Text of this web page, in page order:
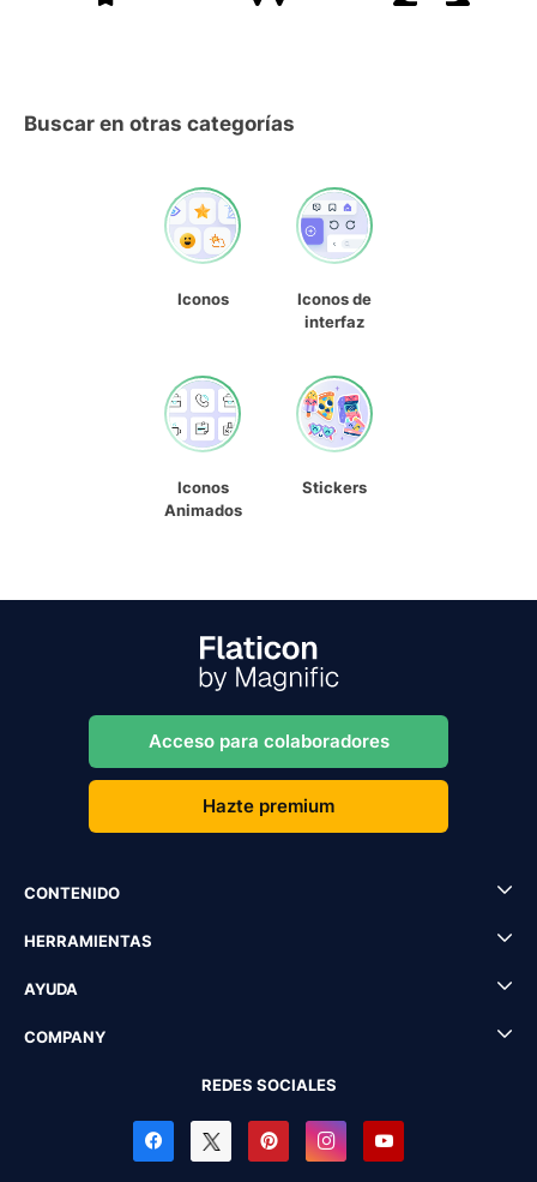
Buscar en otras categorías
Iconos
Iconos de
interfaz
Iconos
Animados
Stickers
Acceso para colaboradores
Hazte premium
CONTENIDO
HERRAMIENTAS
AYUDA
COMPANY
REDES SOCIALES